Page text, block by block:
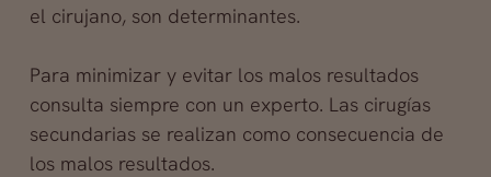
el cirujano, son determinantes.
Para minimizar y evitar los malos resultados
consulta siempre con un experto. Las cirugías
secundarias se realizan como consecuencia de
los malos resultados.